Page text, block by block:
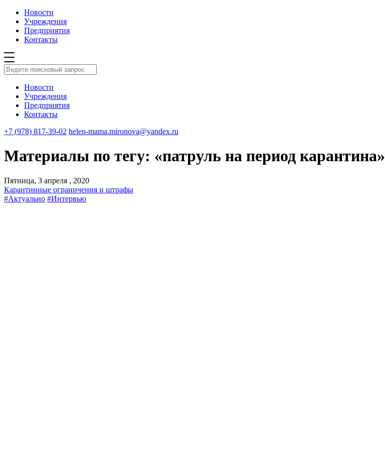
Новости
Учреждения
Предприятия
Контакты
Новости
Учреждения
Предприятия
Контакты
+7 (978) 817-39-02 helen-mama.mironova@yandex.ru
Материалы по тегу: «патруль на период карантина»
Пятница, 3 апреля , 2020
Карантинные ограничения и штрафы
#Актуально #Интервью